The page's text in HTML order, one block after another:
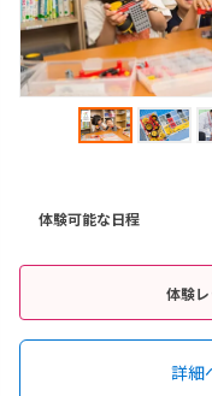
体験可能な日程
体験
詳細